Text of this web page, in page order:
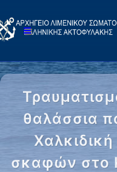
θαλάσσια
σκαφών στο